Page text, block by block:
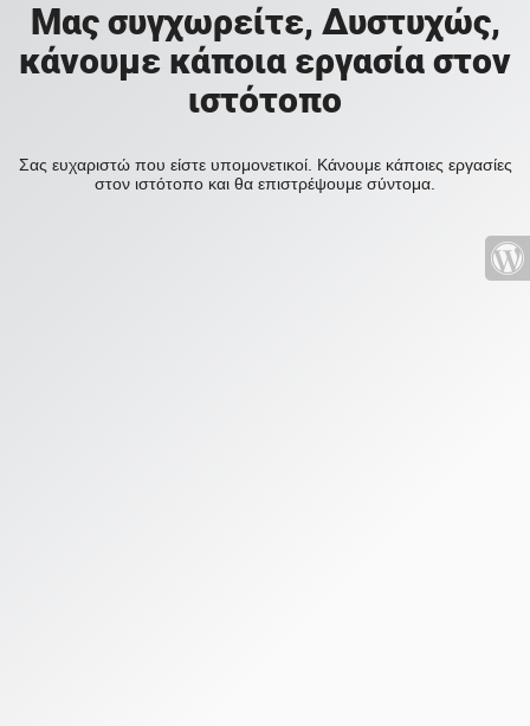
Μας συγχωρείτε, Δυστυχώς,
κάνουμε κάποια εργασία στον
ιστότοπο
Σας ευχαριστώ που είστε υπομονετικοί. Κάνουμε κάποιες εργασίες
στον ιστότοπο και θα επιστρέψουμε σύντομα.